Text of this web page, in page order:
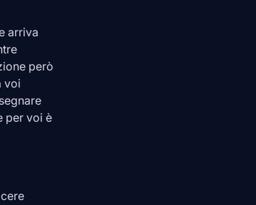
arriva
però
voi
per voi è